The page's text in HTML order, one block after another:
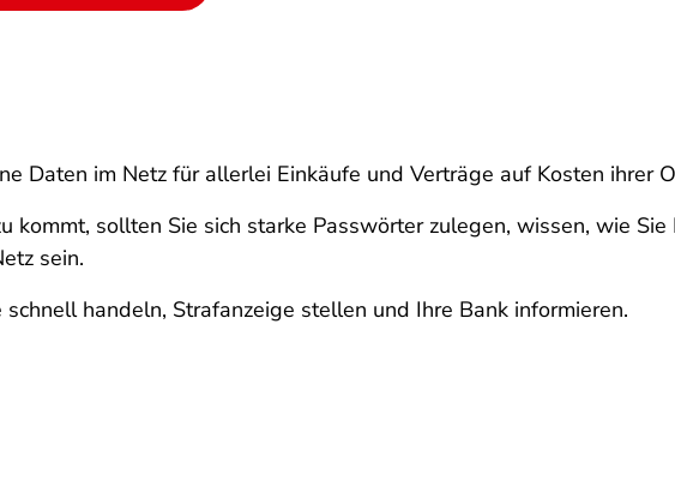
Daten im Netz für allerlei Einkäufe und Verträge auf Kosten ihrer
kommt, sollten Sie sich starke Passwörter zulegen, wissen, wie
sein.
handeln, Strafanzeige stellen und Ihre Bank informieren.